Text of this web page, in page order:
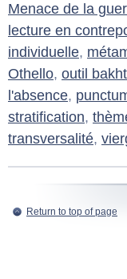
Menace de la
lecture en
individuelle,
Othello, outil
l'absence,
stratification,
transversalité,
Return to top of page